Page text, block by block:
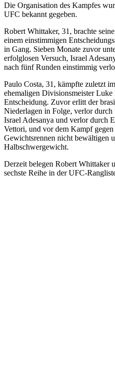
Die Organisation des Kampfes
UFC bekannt gegeben.
Robert Whittaker, 31, brachte
einem einstimmigen
in Gang. Sieben Monate zuvor
erfolglosen Versuch, Israel
nach fünf Runden einstimmig
Paulo Costa, 31, kämpfte zuletzt
ehemaligen Divisionsmeister
Entscheidung. Zuvor erlitt der
Niederlagen in Folge, verlor durch
Israel Adesanya und verlor durch
Vettori, und vor dem Kampf
Gewichtsrennen nicht bewältigen
Halbschwergewicht.
Derzeit belegen Robert Whittaker
sechste Reihe in der UFC-